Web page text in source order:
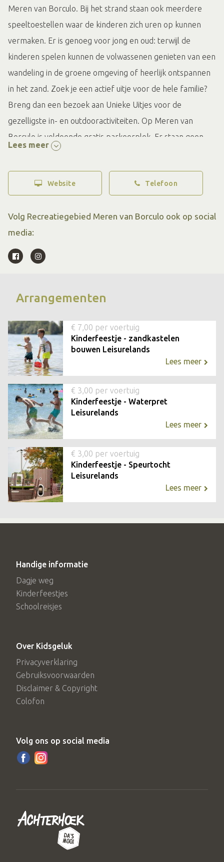
Meren van Borculo. Bij het strand staan ook meerdere
speeltoestellen waar de kinderen zich uren op kunnen
vermaken. Er is genoeg voor jong en oud: terwijl de
kinderen spelen kunnen de volwassenen genieten van een
wandeling in de groene omgeving of heerlijk ontspannen
in het zand. Zoek je een actief uitje voor de hele familie?
Breng dan een bezoek aan Unieke Uitjes voor de
gezelligste in- en outdooractiviteiten. Op Meren van
Borculo is voldoende gratis parkeerplek. Er staan geen
slagbomen zoals op andere recreatiegebieden van
Leisurelands.
Lees meer
Website Telefoon
Volg Recreatiegebied Meren van Borculo ook op social
media:
Arrangementen
€ 7,00 per voertuig
Kinderfeestje - zandkastelen
bouwen Leisurelands
Lees meer
€ 3,00 per voertuig
Kinderfeestje - Waterpret
Leisurelands
Lees meer
€ 3,00 per voertuig
Kinderfeestje - Speurtocht
Leisurelands
Lees meer
Handige informatie
Dagje weg
Kinderfeestjes
Schoolreisjes
Over Kidsgeluk
Privacyverklaring
Gebruiksvoorwaarden
Disclaimer & Copyright
Colofon
Volg ons op social media